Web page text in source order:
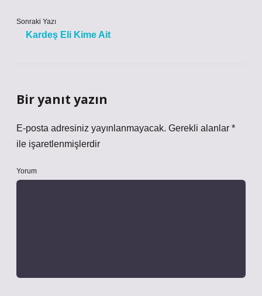
Sonraki Yazı
Kardeş Eli Kime Ait
Bir yanıt yazın
E-posta adresiniz yayınlanmayacak. Gerekli alanlar *
ile işaretlenmişlerdir
Yorum